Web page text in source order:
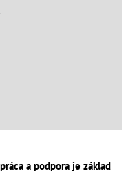
a podpora je základ